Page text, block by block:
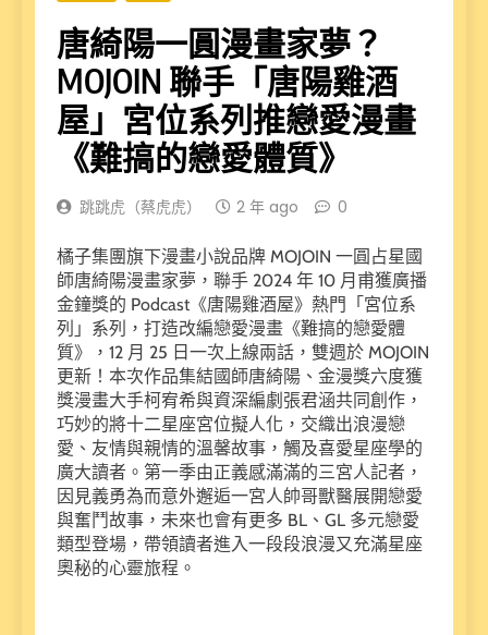
唐綺陽一圓漫畫家夢？
MOJOIN 聯手「唐陽雞酒
屋」宮位系列推戀愛漫畫
《難搞的戀愛體質》
跳跳虎（蔡虎虎） 2 年 ago 0
橘子集團旗下漫畫小說品牌 MOJOIN 一圓占星國
師唐綺陽漫畫家夢，聯手 2024 年 10 月甫獲廣播
金鐘獎的 Podcast《唐陽雞酒屋》熱門「宮位系
列」系列，打造改編戀愛漫畫《難搞的戀愛體
質》，12 月 25 日一次上線兩話，雙週於 MOJOIN
更新！本次作品集結國師唐綺陽、金漫獎六度獲
獎漫畫大手柯宥希與資深編劇張君涵共同創作，
巧妙的將十二星座宮位擬人化，交織出浪漫戀
愛、友情與親情的溫馨故事，觸及喜愛星座學的
廣大讀者。第一季由正義感滿滿的三宮人記者，
因見義勇為而意外邂逅一宮人帥哥獸醫展開戀愛
與奮鬥故事，未來也會有更多 BL、GL 多元戀愛
類型登場，帶領讀者進入一段段浪漫又充滿星座
奧秘的心靈旅程。